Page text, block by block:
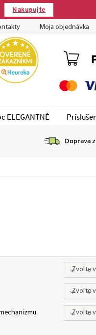
Nakupujte
Moja objednávka
ELEGANTNÉ
Doprava